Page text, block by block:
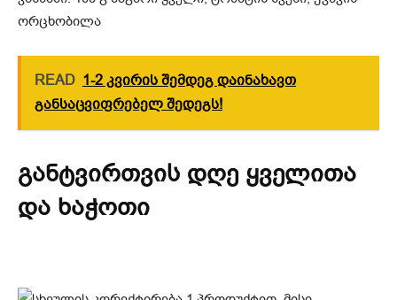
ორცხობილა
READ 1-2 კვირის შემდეგ დაინახავთ
განსაცვიფრებელ შედეგს!
განტვირთვის დღე ყველითა
და ხაჭოთი